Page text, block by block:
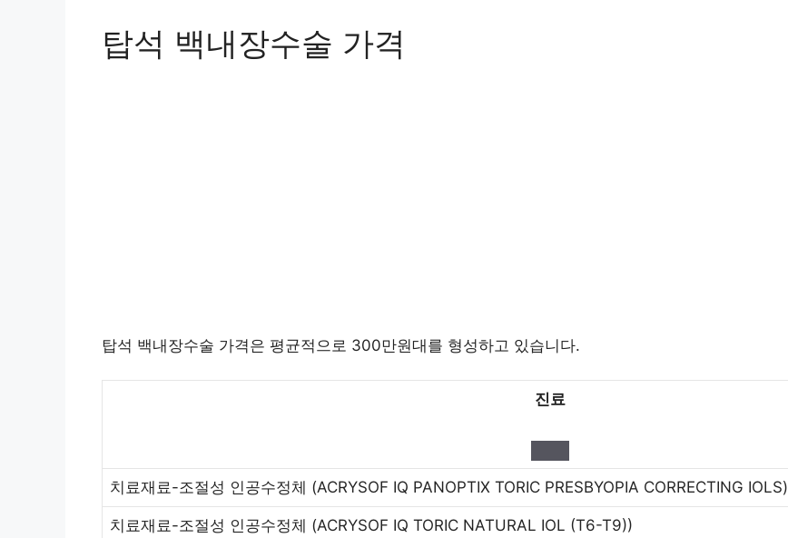
탑석 백내장수술 가격
탑석 백내장수술 가격은 평균적으로 300만원대를 형성하고 있습니다.
진료
치료재료-조절성 인공수정체 (ACRYSOF IQ PANOPTIX TORIC PRESBYOPIA CORRECTING IOLS)
치료재료-조절성 인공수정체 (ACRYSOF IQ TORIC NATURAL IOL (T6-T9))